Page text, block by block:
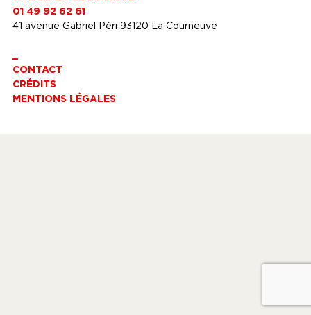
01 49 92 62 61
41 avenue Gabriel Péri 93120 La Courneuve
CONTACT
CRÉDITS
MENTIONS LÉGALES